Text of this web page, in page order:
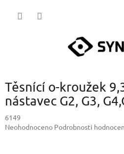
Těsnící o-kroužek
nástavec G2, G3,
6149
Průměrné
Neohodnoceno Podrobnosti